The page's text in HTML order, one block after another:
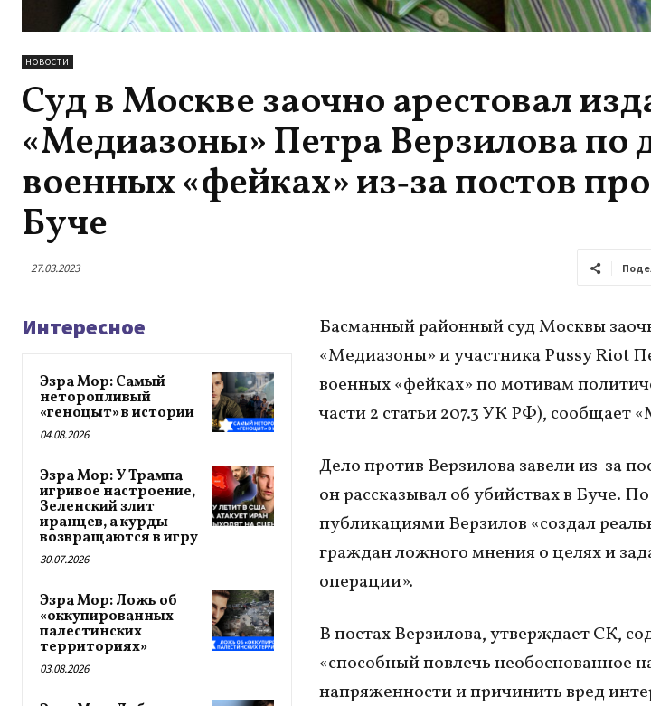
НОВОСТИ
Суд в Москве заочно арестовал
«Медиазоны» Петра Верзилова по
военных «фейках» из‑за постов
Буче
27.03.2023
Интересное
Эзра Мор: Самый
неторопливый
«геноцыт» в истории
04.08.2026
Эзра Мор: У Трампа
игривое настроение,
Зеленский злит
иранцев, а курды
возвращаются в игру
30.07.2026
Эзра Мор: Ложь об
«оккупированных
палестинских
территориях»
03.08.2026
Басманный районный суд Москвы
«Медиазоны» и участника Pussy Riot
военных «фейках» по мотивам
части 2 статьи 207.3 УК РФ), сообщает
Дело против Верзилова завели из-за
он рассказывал об убийствах в Буче.
публикациями Верзилов «создал
граждан ложного мнения о целях и
операции».
В постах Верзилова, утверждает СК,
«способный повлечь необоснованное
напряженности и причинить вред